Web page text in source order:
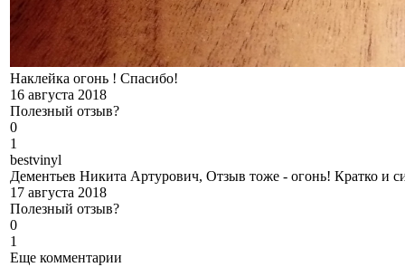
Наклейка огонь ! Спасибо!
16 августа 2018
Полезный отзыв?
0
1
bestvinyl
Дементьев Никита Артурович, Отзыв тоже - огонь! Кратко и
17 августа 2018
Полезный отзыв?
0
1
Еще комментарии